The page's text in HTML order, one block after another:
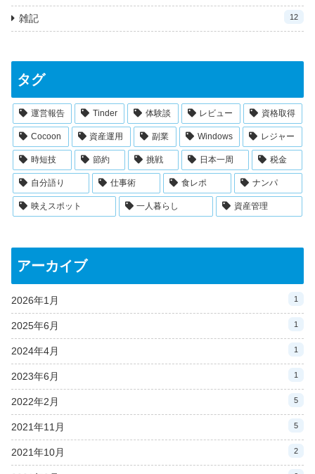
雑記 12
タグ
運営報告 Tinder 体験談 レビュー 資格取得
Cocoon 資産運用 副業 Windows レジャー
時短技 節約 挑戦 日本一周 税金
自分語り 仕事術 食レポ ナンパ
映えスポット 一人暮らし 資産管理
アーカイブ
2026年1月 1
2025年6月 1
2024年4月 1
2023年6月 1
2022年2月 5
2021年11月 5
2021年10月 2